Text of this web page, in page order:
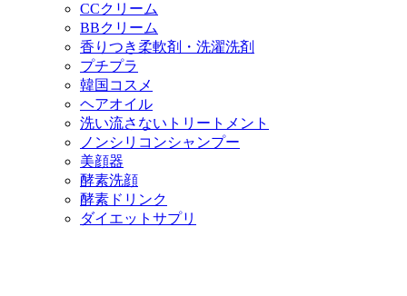
CCクリーム
BBクリーム
香りつき柔軟剤・洗濯洗剤
プチプラ
韓国コスメ
ヘアオイル
洗い流さないトリートメント
ノンシリコンシャンプー
美顔器
酵素洗顔
酵素ドリンク
ダイエットサプリ